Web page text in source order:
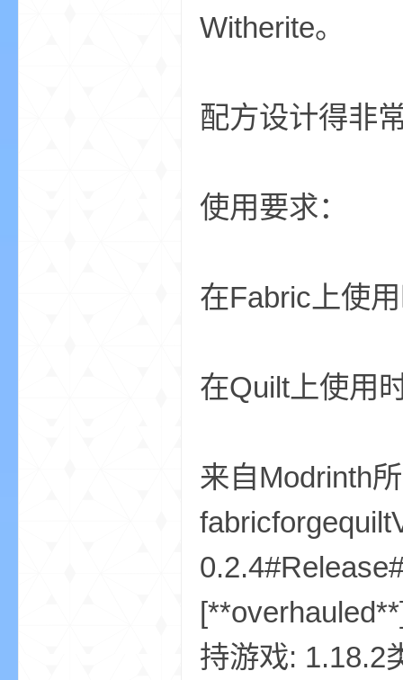
Witherite。
配方设计得非
使用要求：
在Fabric上使
在Quilt上使用
来自Modrinth
持游戏: 1.18.2